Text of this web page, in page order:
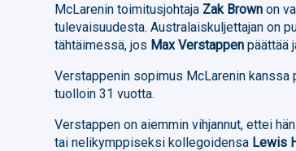
McLarenin toimitusjohtaja Zak Brown on
tulevaisuudesta. Australaiskuljettajan on
tähtäimessä, jos Max Verstappen päättää
Verstappenin sopimus McLarenin
tuolloin 31 vuotta.
Verstappen on aiemmin vihjannut, ettei
tai nelikymppiseksi kollegoidensa Lewis